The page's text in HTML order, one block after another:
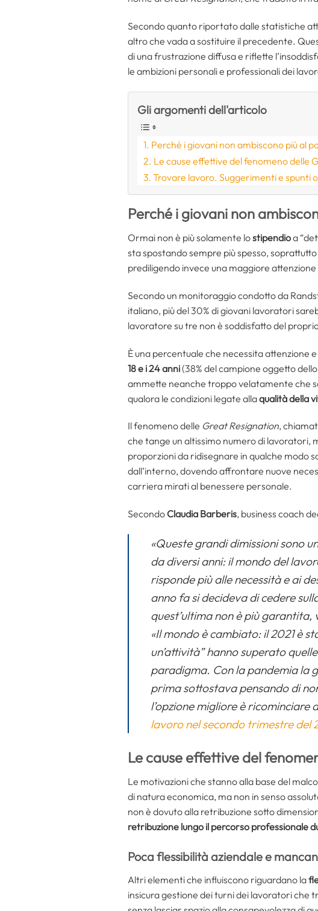
Secondo quanto riportato dalle statistiche
altro che vada a sostituire il precedente.
di una frustrazione diffusa e riflette
le ambizioni personali e professionali dei
Gli argomenti dell'articolo
Perché i giovani non ambiscono più al
Le cause effettive del fenomeno delle
Trovare lavoro. Suggerimenti e spunti
Perché i giovani non
Ormai non è più solamente lostipendioa
sta spostando sempre più spesso,
prediligendo invece una maggiore
Secondo un monitoraggio condotto da
italiano, più del 30% di giovani lavoratori
lavoratore su tre non è soddisfatto del
È una percentuale che necessita attenzione
18 e i 24 anni(38% del campione oggetto
ammette neanche troppo velatamente che
qualora le condizioni legate allaqualità della
Il fenomeno delle Great Resignation,
che tange un altissimo numero di lavoratori,
proporzioni da ridisegnare in qualche modo
dall’interno, dovendo affrontare nuove
carriera mirati al benessere personale.
Secondo Claudia Barberis, business coach
«Queste grandi dimissioni sono
da diversi anni: il mondo del
risponde più alle necessità e ai
anno fa si decideva di cedere
quest’ultima non è più
«Il mondo è cambiato: il 2021 è
un’attività” hanno superato
paradigma. Con la pandemia la
prima sottostava pensando di
l’opzione migliore è ricominciare
lavoro nel secondo trimestre del
Le cause effettive del
Le motivazioni che stanno alla base del
di natura economica, ma non in senso
non è dovuto alla retribuzione sotto
retribuzione lungo il percorso professionale
Poca flessibilità aziendale e
Altri elementi che influiscono riguardano la
insicura gestione dei turni dei lavoratori che